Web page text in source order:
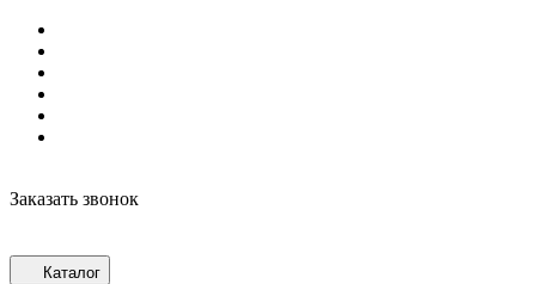
Заказать звонок
Каталог